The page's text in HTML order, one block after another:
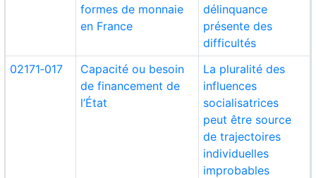
formes de monnaie
en France
délinquance
présente des
difficultés
02171‑017
Capacité ou besoin
de financement de
l’État
La pluralité des
influences
socialisatrices
peut être source
de trajectoires
individuelles
improbables